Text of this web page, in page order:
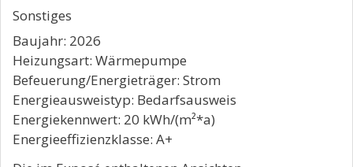
Sonstiges
Baujahr: 2026
Heizungsart: Wärmepumpe
Befeuerung/Energieträger: Strom
Energieausweistyp: Bedarfsausweis
Energiekennwert: 20 kWh/(m²*a)
Energieeffizienzklasse: A+